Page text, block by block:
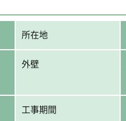
所在地
外壁
工事期間